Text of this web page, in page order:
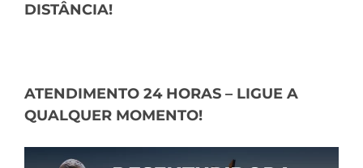
DISTÂNCIA!
ATENDIMENTO 24 HORAS – LIGUE A
QUALQUER MOMENTO!